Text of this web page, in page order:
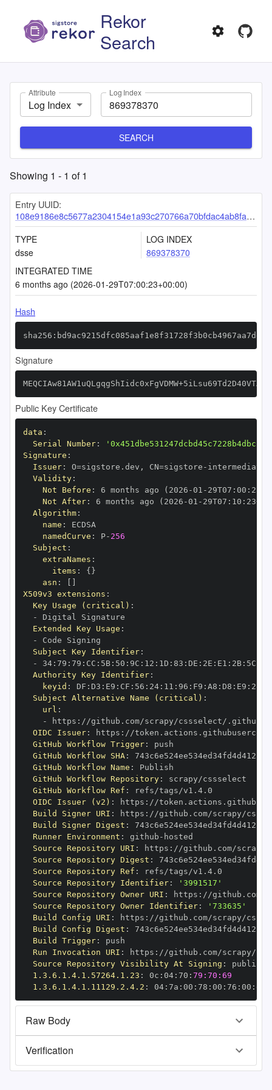
Rekor
Search
Attribute
Log Index
Log Index
SEARCH
Showing 1 - 1 of1
Entry UUID:
108e9186e8c5677a2304154e1a93c270766a70bfdac4ab8fa6db27ac0c151735ba7988708f91e49e
TYPE
dsse
LOG INDEX
869378370
INTEGRATED TIME
6 months ago (2026-01-29T07:00:23+00:00)
Hash
Signature
Public Key Certificate
data :
Serial Number:
Signature :
Issuer: O=sigstore.dev , CN=sigstore -
Validity:
Not Before : 6 months ago (2026 -01 - 29T07 : 00 :
Not After: 6 months ago (2026 -01 - 29T07 : 10 : 23+00
Algorithm:
name :
namedCurve : P- 256
Subject :
extraNames :
items : { }
asn :
X509v3 extensions :
Key Usage (critical) :
-
Extended Key Usage :
-
Subject Key Identifier:
-
34: 79 : 79 : CC : 5B: 50 : 9C : 12 : 1D : 83 : DE : 2E : E1 : 2B: 5C
Authority Key Identifier:
keyid : DF : D3 : E9 : CF : 56 : 24: 11 : 96 : F9 : A8 : D8 : E9 : 28
Subject Alternative Name (critical) :
url :
-
https :
OIDC Issuer: https :
GitHub Workflow Trigger:
GitHub Workflow SHA:
GitHub Workflow Name :
GitHub Workflow Repository:
GitHub Workflow Ref :
OIDC Issuer (v2) : https :
Build Signer URI : https :
Build Signer Digest :
Runner Environment : github -
Source Repository URI : https :
Source Repository Digest :
Source Repository Ref :
Source Repository Identifier:
'3991517'
Source Repository Owner URI : https :
Source Repository Owner Identifier:
'733635'
Build Config URI : https :
Build Config Digest :
Build Trigger:
Run Invocation URI : https :
Source Repository Visibility At Signing :
1.3.6.1.4.1.57264.1.23 : 0c : 04: 70 : 79:70:69
1.3.6.1.4.1.11129.2.4.2 : 04: 7a : 00 : 78 : 00 : 76 : 00 : dd
Raw Body
Verification